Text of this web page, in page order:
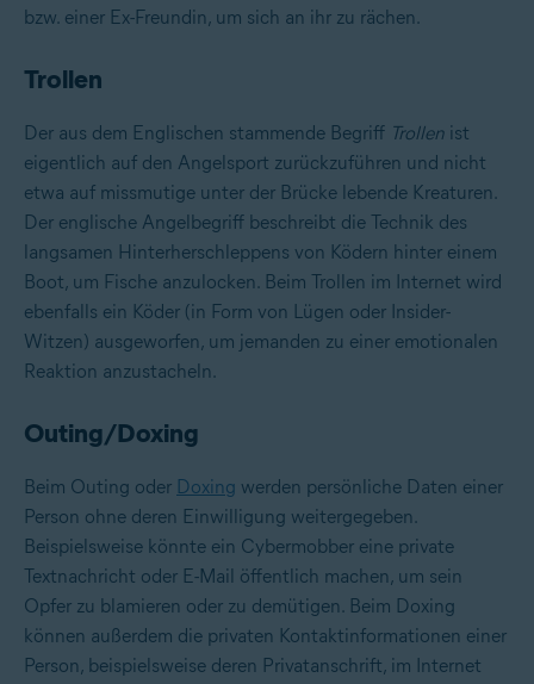
bzw. einer Ex-Freundin, um sich an ihr zu rächen.
Trollen
Der aus dem Englischen stammende Begriff Trollen ist
eigentlich auf den Angelsport zurückzuführen und nicht
etwa auf missmutige unter der Brücke lebende Kreaturen.
Der englische Angelbegriff beschreibt die Technik des
langsamen Hinterherschleppens von Ködern hinter einem
Boot, um Fische anzulocken. Beim Trollen im Internet wird
ebenfalls ein Köder (in Form von Lügen oder Insider-
Witzen) ausgeworfen, um jemanden zu einer emotionalen
Reaktion anzustacheln.
Outing/Doxing
Beim Outing oder Doxing werden persönliche Daten einer
Person ohne deren Einwilligung weitergegeben.
Beispielsweise könnte ein Cybermobber eine private
Textnachricht oder E-Mail öffentlich machen, um sein
Opfer zu blamieren oder zu demütigen. Beim Doxing
können außerdem die privaten Kontaktinformationen einer
Person, beispielsweise deren Privatanschrift, im Internet